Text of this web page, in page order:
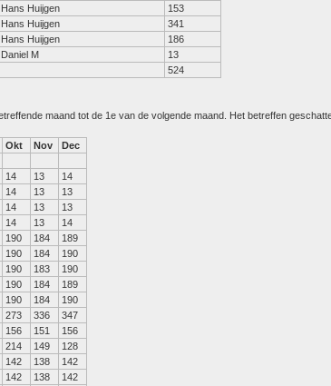
Hans Huijgen
153
Hans Huijgen
341
Hans Huijgen
186
Daniel M
13
524
maand tot de 1e van de volgende maand. Het betreffen
Okt Nov
Dec
14 13
14
14 13
13
14 13
13
14 13
14
190 184
189
190 184
190
190 183
190
190 184
189
190 184
190
273 336
347
156 151
156
214 149
128
142 138
142
142 138
142